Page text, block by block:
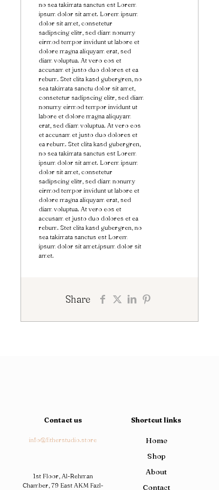
no sea takimata sanctus est Lorem
ipsum dolor sit amet. Lorem ipsum
dolor sit amet, consetetur
sadipscing elitr, sed diam nonumy
eirmod tempor invidunt ut labore et
dolore magna aliquyam erat, sed
diam voluptua. At vero eos et
accusam et justo duo dolores et ea
rebum. Stet clita kasd gubergren, no
sea takimata sanctu dolor sit amet,
consetetur sadipscing elitr, sed diam
nonumy eirmod tempor invidunt ut
labore et dolore magna aliquyam
erat, sed diam voluptua. At vero eos
et accusam et justo duo dolores et
ea rebum. Stet clita kasd gubergren,
no sea takimata sanctus est Lorem
ipsum dolor sit amet. Lorem ipsum
dolor sit amet, consetetur
sadipscing elitr, sed diam nonumy
eirmod tempor invidunt ut labore et
dolore magna aliquyam erat, sed
diam voluptua. At vero eos et
accusam et justo duo dolores et ea
rebum. Stet clita kasd gubergren, no
sea takimata sanctus est Lorem
ipsum dolor sit amet.ipsum dolor sit
amet.
Share
Contact us
info@fitherstudio.store
1st Floor, Al-Rehman
Chamber, 79 East AKM Fazl-
Shortcut links
Home
Shop
About
Contact